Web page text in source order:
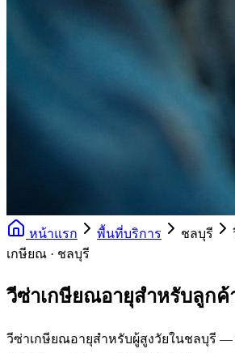
หน้าแรก พื้นที่บริการ ชลบุรี
เกษียณ · ชลบุรี
วีซ่าเกษียณอายุสำหรับลูกค้
วีซ่าเกษียณอายุสำหรับผู้สูงวัยในชลบุรี —